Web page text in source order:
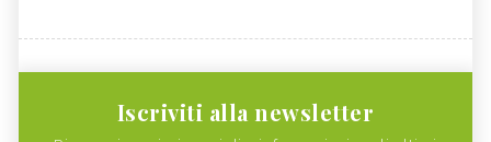
Iscriviti alla newsletter